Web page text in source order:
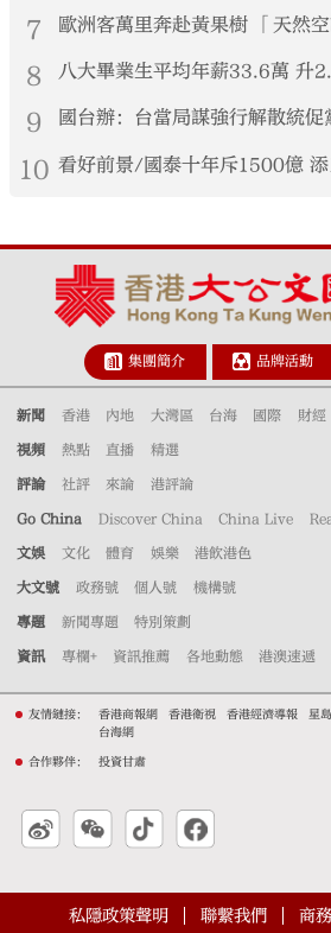
7 歐洲客萬里奔赴黃果樹 「天然
8 八大畢業生平均年薪33.6萬 升
9 國台辦：台當局謀強行解散統促
10 看好前景/國泰十年斥1500億
集團簡介 品牌活動
新聞 香港 內地 大灣區 台海 國際 財經
視頻 熱點 直播 精選
評論 社評 來論 港評論
Go China Discover China China Live
文娛 文化 體育 娛樂 港飲港色
大文號 政務號 個人號 機構號
專題 新聞專題 特別策劃
資訊 專欄+ 資訊推薦 各地動態 港澳速遞
友情鏈接： 香港商報網 香港衛視 香港經濟導報 星
台海網
合作夥伴： 投資甘肅
私隱政策聲明 聯繫我們 商